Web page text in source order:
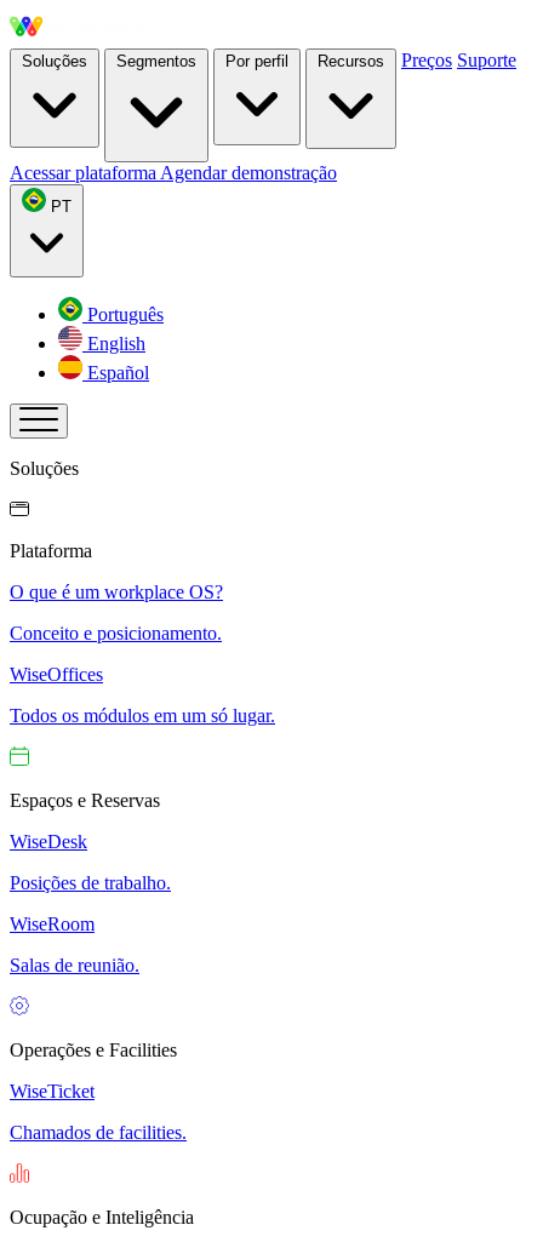
Soluções Segmentos Por perfil Recursos Preços Suporte
Acessar plataforma Agendar demonstração
PT
Português
English
Español
Soluções
Plataforma
O que é um workplace OS?
Conceito e posicionamento.
WiseOffices
Todos os módulos em um só lugar.
Espaços e Reservas
WiseDesk
Posições de trabalho.
WiseRoom
Salas de reunião.
Operações e Facilities
WiseTicket
Chamados de facilities.
Ocupação e Inteligência